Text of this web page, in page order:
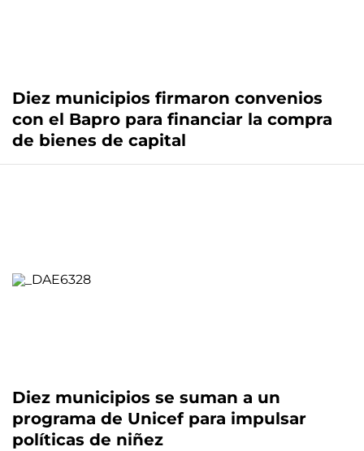
Diez municipios firmaron convenios
con el Bapro para financiar la compra
de bienes de capital
Diez municipios se suman a un
programa de Unicef para impulsar
políticas de niñez